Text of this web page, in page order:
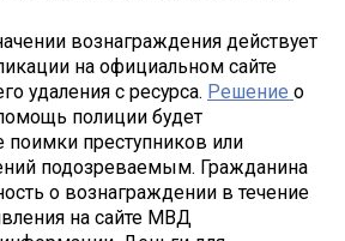
вознаграждения действует
на официальном сайте
удаления с ресурса. Решение о
полиции будет
поимки преступников или
подозреваемым. Гражданина
о вознаграждении в течение
на сайте МВД